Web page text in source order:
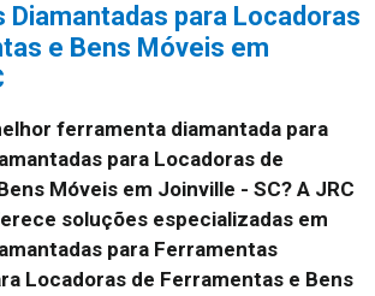
Diamantadas para Locadoras
e Bens Móveis em
ferramenta diamantada para
para Locadoras de
Móveis em Joinville - SC? A JRC
soluções especializadas em
para Ferramentas
Locadoras de Ferramentas e Bens